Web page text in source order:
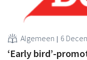
Algemeen 6
‘Early bird’-